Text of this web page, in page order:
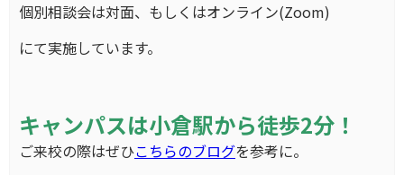
個別相談会は対面、もしくはオンライン(Zoom)
にて実施しています。
キャンパスは小倉駅から徒歩2分！
ご来校の際はぜひこちらのブログを参考に。